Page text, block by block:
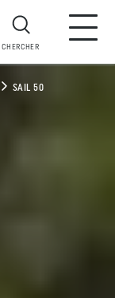
CHERCHER
SAIL 50